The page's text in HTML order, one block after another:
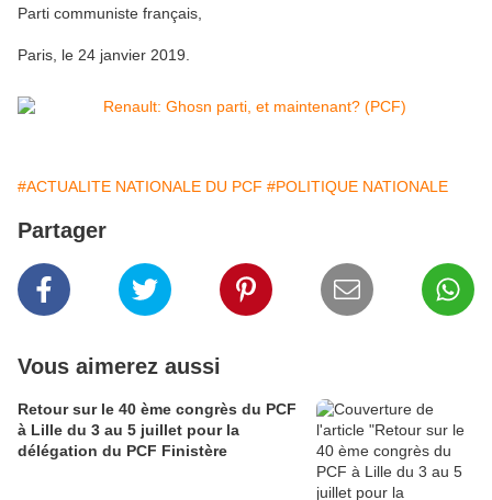
Parti communiste français,
Paris, le 24 janvier 2019.
#ACTUALITE NATIONALE DU PCF #POLITIQUE NATIONALE
Partager
Vous aimerez aussi
Retour sur le 40 ème congrès du PCF
à Lille du 3 au 5 juillet pour la
délégation du PCF Finistère